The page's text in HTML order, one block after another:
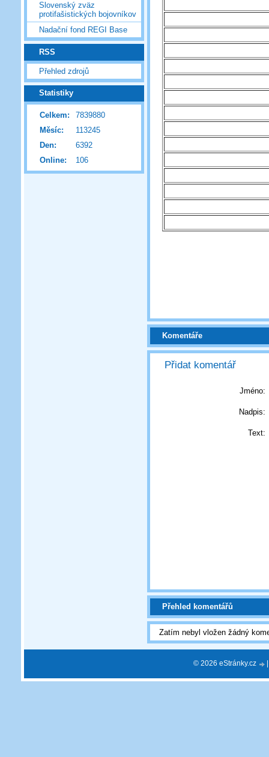
Slovenský zväz
protifašistických bojovníkov
Nadační fond REGI Base
RSS
Přehled zdrojů
Statistiky
Online: 106
Celkem:
7839880
Měsíc:
113245
Den:
6392
Komentáře
Přidat komentář
Jméno:
Nadpis:
Text:
Přehled komentářů
Zatím nebyl vložen žádný
© 2026 eStránky.cz